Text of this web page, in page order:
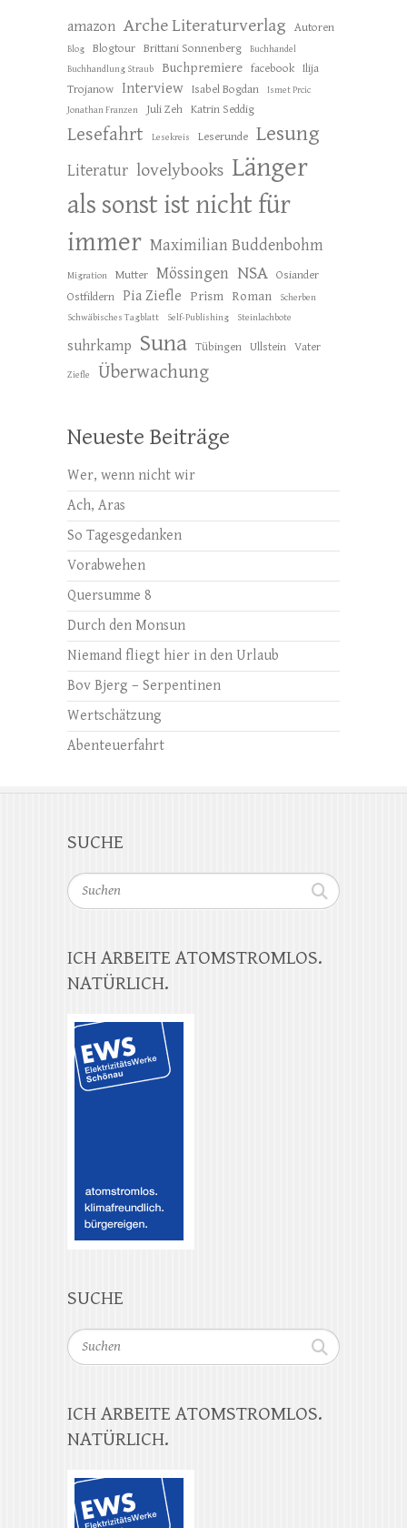
amazon Arche Literaturverlag Autoren
Blog Blogtour Brittani Sonnenberg
Buchhandel
Buchhandlung Straub
Buchpremiere facebook Ilija
Trojanow
Interview Isabel Bogdan
Ismet Prcic
Jonathan Franzen
Juli Zeh Katrin Seddig
Lesefahrt Lesekreis Leserunde Lesung
Literatur lovelybooks Länger
als sonst ist nicht für
immer Maximilian Buddenbohm
Migration Mutter Mössingen NSA Osiander
Ostfildern Pia Ziefle Prism Roman
Scherben
Schwäbisches Tagblatt
Self-Publishing Steinlachbote
suhrkamp Suna Tübingen Ullstein Vater
Ziefle Überwachung
Neueste Beiträge
Wer, wenn nicht wir
Ach, Aras
So Tagesgedanken
Vorabwehen
Quersumme 8
Durch den Monsun
Niemand fliegt hier in den Urlaub
Bov Bjerg – Serpentinen
Wertschätzung
Abenteuerfahrt
SUCHE
Suchen
ICH ARBEITE ATOMSTROMLOS.
NATÜRLICH.
SUCHE
Suchen
ICH ARBEITE ATOMSTROMLOS.
NATÜRLICH.